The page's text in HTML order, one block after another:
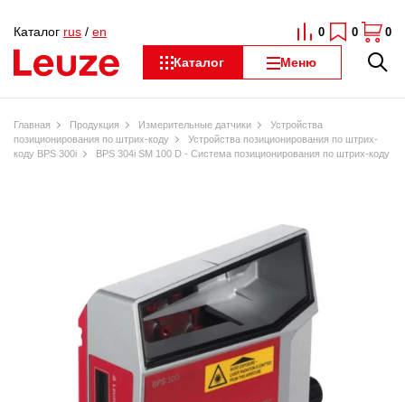
Каталог Меню
Каталог rus / en 0 0 0
Главная Продукция Измерительные датчики
Устройства
позиционирования по штрих-коду
Устройства позиционирования по штрих-
коду BPS 300i
BPS 304i SM 100 D - Система позиционирования по штрих-коду